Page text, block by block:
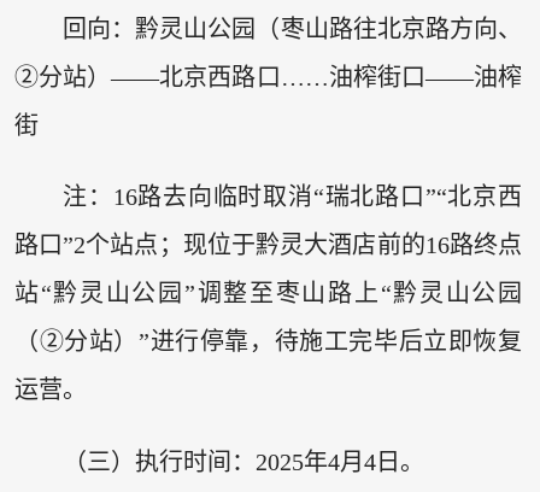
回向：黔灵山公园（枣山路往北京路方向、
②分站）——北京西路口……油榨街口——油榨
街
注：16路去向临时取消“瑞北路口”“北京西
路口”2个站点；现位于黔灵大酒店前的16路终点
站“黔灵山公园”调整至枣山路上“黔灵山公园
（②分站）”进行停靠，待施工完毕后立即恢复
运营。
（三）执行时间：2025年4月4日。